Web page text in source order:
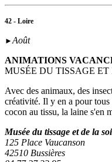
42 - Loire
►Août
ANIMATIONS
MUSÉE DU TISSAGE ET
Avec des animaux, des
créativité. Il y en a pour
cocon au tissu, la laine s'en
Musée du tissage et de la
125 Place Vaucanson
42510 Bussières